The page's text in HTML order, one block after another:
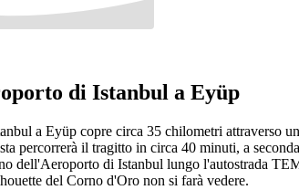
di Istanbul a Eyüp
a Eyüp copre circa 35 chilometri attraverso
percorrerà il tragitto in circa 40 minuti, a
dell'Aeroporto di Istanbul lungo l'autostrada
del Corno d'Oro non si farà vedere.